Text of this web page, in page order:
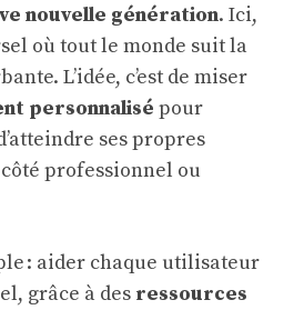
nouvelle génération. Ici,
où tout le monde suit la
L’idée, c’est de miser
personnalisé pour
ses propres
professionnel ou
: aider chaque utilisateur
grâce à des ressources